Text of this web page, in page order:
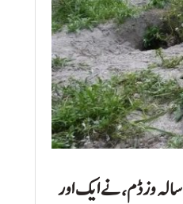
امریکا کے محکمہ جنگلی حیات کے مطابق دنیا کے سب سے عمر رسیدہ جنگلی پرندے، 74 سالہ وزڈم، نے ایک اور